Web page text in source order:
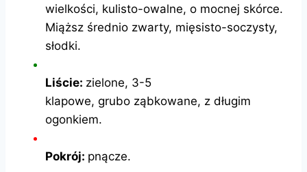
wielkości, kulisto-owalne, o mocnej skórce.
Miąższ średnio zwarty, mięsisto-soczysty,
słodki.
Liście: zielone, 3-5
klapowe, grubo ząbkowane, z długim
ogonkiem.
Pokrój: pnącze.